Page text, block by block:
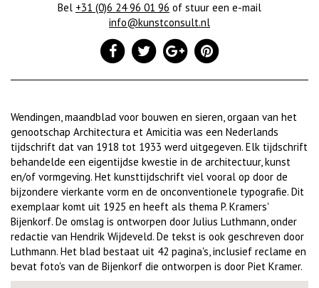
Bel +31 (0)6 24 96 01 96 of stuur een e-mail
info@kunstconsult.nl
Wendingen, maandblad voor bouwen en sieren, orgaan van het
genootschap Architectura et Amicitia was een Nederlands
tijdschrift dat van 1918 tot 1933 werd uitgegeven. Elk tijdschrift
behandelde een eigentijdse kwestie in de architectuur, kunst
en/of vormgeving. Het kunsttijdschrift viel vooral op door de
bijzondere vierkante vorm en de onconventionele typografie. Dit
exemplaar komt uit 1925 en heeft als thema P. Kramers'
Bijenkorf. De omslag is ontworpen door Julius Luthmann, onder
redactie van Hendrik Wijdeveld. De tekst is ook geschreven door
Luthmann. Het blad bestaat uit 42 pagina's, inclusief reclame en
bevat foto's van de Bijenkorf die ontworpen is door Piet Kramer.